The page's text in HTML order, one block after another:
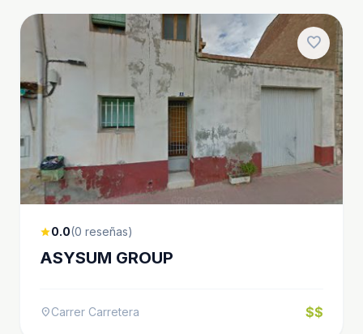
favorite
star0.0(0 reseñas)
ASYSUM GROUP
location_onCarrer Carretera $$